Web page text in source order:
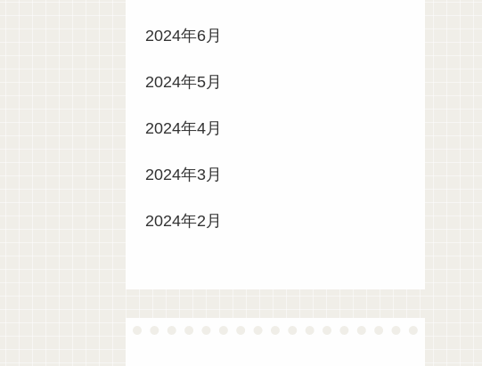
2024年6月
2024年5月
2024年4月
2024年3月
2024年2月